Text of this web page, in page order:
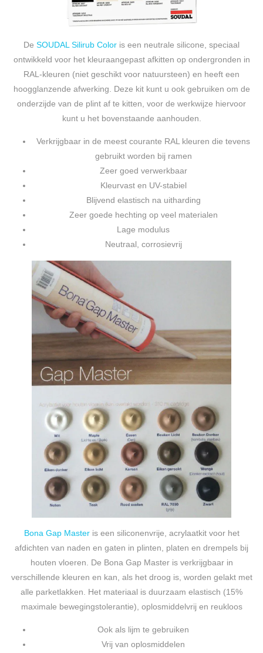
De SOUDAL Silirub Color is een neutrale silicone, speciaal
ontwikkeld voor het kleuraangepast afkitten op ondergronden in
RAL-kleuren (niet geschikt voor natuursteen) en heeft een
hoogglanzende afwerking. Deze kit kunt u ook gebruiken om de
onderzijde van de plint af te kitten, voor de werkwijze hiervoor
kunt u het bovenstaande aanhouden.
Verkrijgbaar in de meest courante RAL kleuren die tevens
gebruikt worden bij ramen
Zeer goed verwerkbaar
Kleurvast en UV-stabiel
Blijvend elastisch na uitharding
Zeer goede hechting op veel materialen
Lage modulus
Neutraal, corrosievrij
Bona Gap Masteris een siliconenvrije, acrylaatkit voor het
afdichten van naden en gaten in plinten, platen en drempels bij
houten vloeren. De Bona Gap Master is verkrijgbaar in
verschillende kleuren en kan, als het droog is, worden gelakt met
alle parketlakken. Het materiaal is duurzaam elastisch (15%
maximale bewegingstolerantie), oplosmiddelvrij en reukloos
Ook als lijm te gebruiken
Vrij van oplosmiddelen